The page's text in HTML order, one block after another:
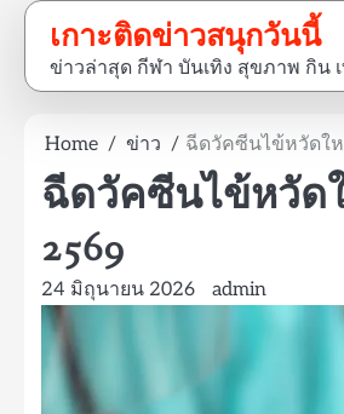
Skip
content
เกาะติดข่าวสนุกวันนี้
ข่าวล่าสุด กีฬา บันเทิง สุขภาพ กิน
Home ข่าว ฉีดวัคซีนไข้หวัดใ
ฉีดวัคซีนไข้หวัด
2569
24 มิถุนายน 2026 admin